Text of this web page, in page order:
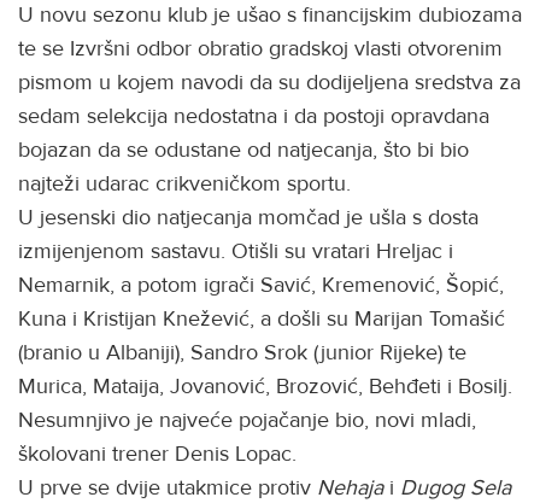
U novu sezonu klub je ušao s financijskim dubiozama
te se Izvršni odbor obratio gradskoj vlasti otvorenim
pismom u kojem navodi da su dodijeljena sredstva za
sedam selekcija nedostatna i da postoji opravdana
bojazan da se odustane od natjecanja, što bi bio
najteži udarac crikveničkom sportu.
U jesenski dio natjecanja momčad je ušla s dosta
izmijenjenom sastavu. Otišli su vratari Hreljac i
Nemarnik, a potom igrači Savić, Kremenović, Šopić,
Kuna i Kristijan Knežević, a došli su Marijan Tomašić
(branio u Albaniji), Sandro Srok (junior Rijeke) te
Murica, Mataija, Jovanović, Brozović, Behđeti i Bosilj.
Nesumnjivo je najveće pojačanje bio, novi mladi,
školovani trener Denis Lopac.
U prve se dvije utakmice protiv Nehajai Dugog Sela